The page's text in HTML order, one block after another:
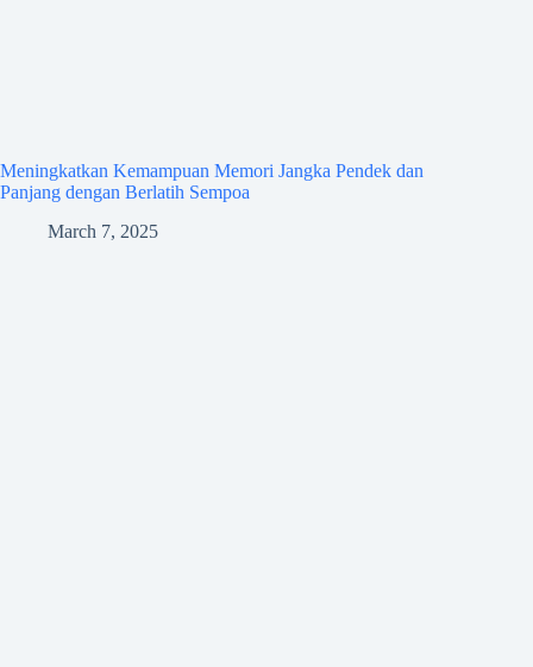
Meningkatkan Kemampuan Memori Jangka Pendek dan
Panjang dengan Berlatih Sempoa
March 7, 2025